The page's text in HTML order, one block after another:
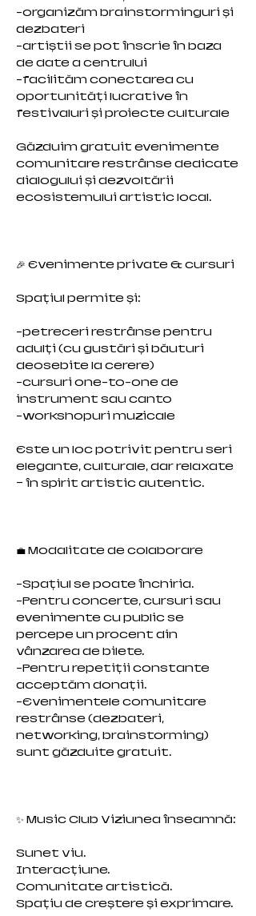
-organizăm brainstorminguri și
dezbateri
-artiștii se pot înscrie în baza
de date a centrului
-facilităm conectarea cu
oportunități lucrative în
festivaluri și proiecte culturale
Găzduim gratuit evenimente
comunitare restrânse dedicate
dialogului și dezvoltării
ecosistemului artistic local.
🎉 Evenimente private & cursuri
Spațiul permite și:
-petreceri restrânse pentru
adulți (cu gustări și băuturi
deosebite la cerere)
-cursuri one-to-one de
instrument sau canto
-workshopuri muzicale
Este un loc potrivit pentru seri
elegante, culturale, dar relaxate
– în spirit artistic autentic.
💼 Modalitate de colaborare
-Spațiul se poate închiria.
-Pentru concerte, cursuri sau
evenimente cu public se
percepe un procent din
vânzarea de bilete.
-Pentru repetiții constante
acceptăm donații.
-Evenimentele comunitare
restrânse (dezbateri,
networking, brainstorming)
sunt găzduite gratuit.
✨ Music Club Viziunea înseamnă:
Sunet viu.
Interacțiune.
Comunitate artistică.
Spațiu de creștere și exprimare.